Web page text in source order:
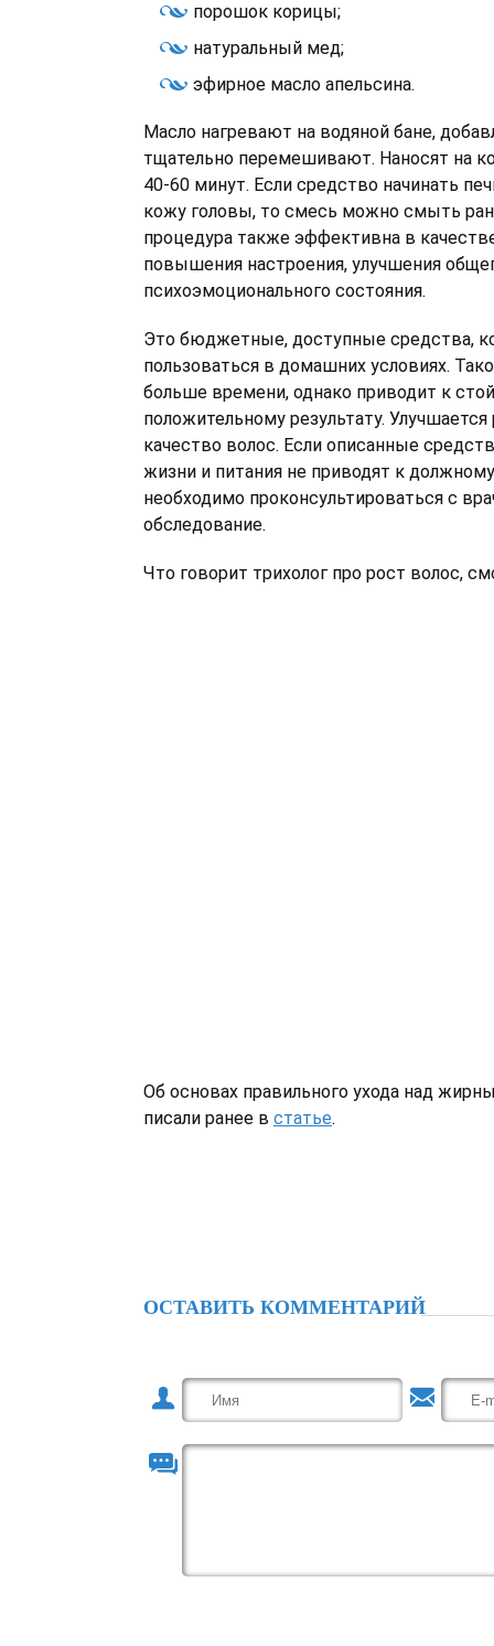
порошок корицы;
натуральный мед;
эфирное масло апельсина.
Масло нагревают на водяной бане,
тщательно перемешивают. Наносят на
40-60 минут. Если средство начинать
кожу головы, то смесь можно смыть
процедура также эффективна в
повышения настроения, улучшения
психоэмоционального состояния.
Это бюджетные, доступные средства,
пользоваться в домашних условиях.
больше времени, однако приводит к
положительному результату. Улучшается
качество волос. Если описанные
жизни и питания не приводят к должному
необходимо проконсультироваться с
обследование.
Что говорит трихолог про рост волос,
Об основах правильного ухода над
писали ранее в статье.
ОСТАВИТЬ КОММЕНТАРИЙ